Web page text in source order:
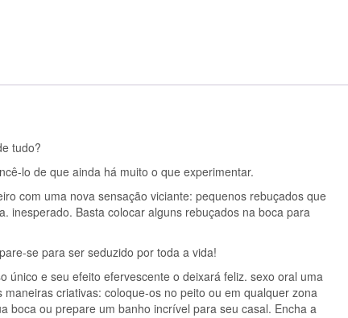
tudo?
lo de que ainda há muito o que experimentar.
com uma nova sensação viciante: pequenos rebuçados que
inesperado. Basta colocar alguns rebuçados na boca para
se para ser seduzido por toda a vida!
único e seu efeito efervescente o deixará feliz. sexo oral uma
criativas: coloque-os no peito ou em qualquer zona
boca ou prepare um banho incrível para seu casal. Encha a